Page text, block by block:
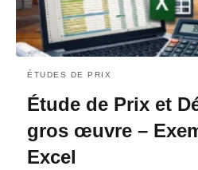
ÉTUDES DE PRIX
Étude de Prix et
gros œuvre –
Excel